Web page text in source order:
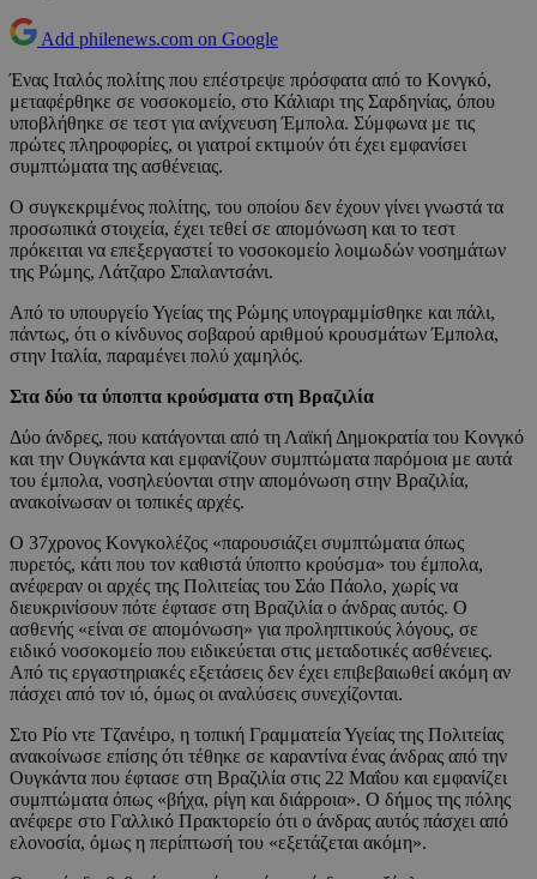
Add philenews.com on Google
Ένας Ιταλός πολίτης που επέστρεψε πρόσφατα από το Κονγκό,
μεταφέρθηκε σε νοσοκομείο, στο Κάλιαρι της Σαρδηνίας, όπου
υποβλήθηκε σε τεστ για ανίχνευση Έμπολα. Σύμφωνα με τις
πρώτες πληροφορίες, οι γιατροί εκτιμούν ότι έχει εμφανίσει
συμπτώματα της ασθένειας.
Ο συγκεκριμένος πολίτης, του οποίου δεν έχουν γίνει γνωστά τα
προσωπικά στοιχεία, έχει τεθεί σε απομόνωση και το τεστ
πρόκειται να επεξεργαστεί το νοσοκομείο λοιμωδών νοσημάτων
της Ρώμης, Λάτζαρο Σπαλαντσάνι.
Από το υπουργείο Υγείας της Ρώμης υπογραμμίσθηκε και πάλι,
πάντως, ότι ο κίνδυνος σοβαρού αριθμού κρουσμάτων Έμπολα,
στην Ιταλία, παραμένει πολύ χαμηλός.
Στα δύο τα ύποπτα κρούσματα στη Βραζιλία
Δύο άνδρες, που κατάγονται από τη Λαϊκή Δημοκρατία του Κονγκό
και την Ουγκάντα και εμφανίζουν συμπτώματα παρόμοια με αυτά
του έμπολα, νοσηλεύονται στην απομόνωση στην Βραζιλία,
ανακοίνωσαν οι τοπικές αρχές.
Ο 37χρονος Κονγκολέζος «παρουσιάζει συμπτώματα όπως
πυρετός, κάτι που τον καθιστά ύποπτο κρούσμα» του έμπολα,
ανέφεραν οι αρχές της Πολιτείας του Σάο Πάολο, χωρίς να
διευκρινίσουν πότε έφτασε στη Βραζιλία ο άνδρας αυτός. Ο
ασθενής «είναι σε απομόνωση» για προληπτικούς λόγους, σε
ειδικό νοσοκομείο που ειδικεύεται στις μεταδοτικές ασθένειες.
Από τις εργαστηριακές εξετάσεις δεν έχει επιβεβαιωθεί ακόμη αν
πάσχει από τον ιό, όμως οι αναλύσεις συνεχίζονται.
Στο Ρίο ντε Τζανέιρο, η τοπική Γραμματεία Υγείας της Πολιτείας
ανακοίνωσε επίσης ότι τέθηκε σε καραντίνα ένας άνδρας από την
Ουγκάντα που έφτασε στη Βραζιλία στις 22 Μαΐου και εμφανίζει
συμπτώματα όπως «βήχα, ρίγη και διάρροια». Ο δήμος της πόλης
ανέφερε στο Γαλλικό Πρακτορείο ότι ο άνδρας αυτός πάσχει από
ελονοσία, όμως η περίπτωσή του «εξετάζεται ακόμη».